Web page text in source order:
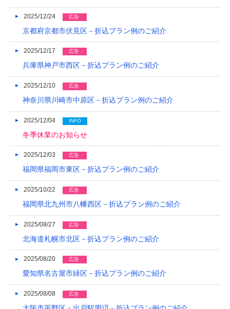
2019/05
2019/04
2019/02
2019/01
2018/11
2018/10
2018/09
2018/08
2018/05
2018/04
2018/03
2025/12/24 広告
京都府京都市伏見区－折込プラン例のご紹介
2025/12/17 広告
兵庫県神戸市西区－折込プラン例のご紹介
2025/12/10 広告
神奈川県川崎市中原区－折込プラン例のご紹介
2025/12/04 INFO
冬季休業のお知らせ
2025/12/03 広告
福岡県福岡市東区－折込プラン例のご紹介
2025/10/22 広告
福岡県北九州市八幡西区－折込プラン例のご紹介
2025/08/27 広告
北海道札幌市北区－折込プラン例のご紹介
2025/08/20 広告
愛知県名古屋市緑区－折込プラン例のご紹介
2025/08/08 広告